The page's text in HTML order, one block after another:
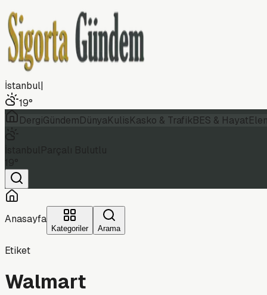
İstanbul|
19°
DergiGündemDünyaKulisKasko & TrafikBES & Hayat
Anasayfa
Kategoriler Arama
Etiket
Walmart